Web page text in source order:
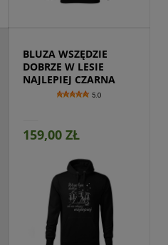
BLUZA WSZĘDZIE
DOBRZE W LESIE
NAJLEPIEJ CZARNA
5.0
159,00 ZŁ